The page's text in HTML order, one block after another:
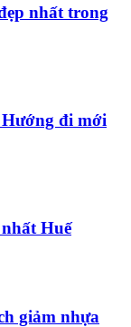
nhất trong
đi mới
Huế
giảm nhựa